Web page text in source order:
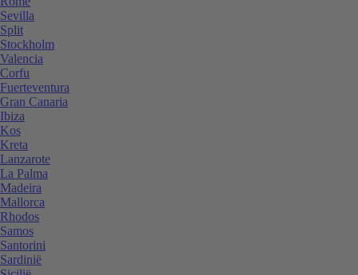
Sevilla
Split
Stockholm
Valencia
Corfu
Fuerteventura
Gran Canaria
Ibiza
Kos
Kreta
Lanzarote
La Palma
Madeira
Mallorca
Rhodos
Samos
Santorini
Sardinië